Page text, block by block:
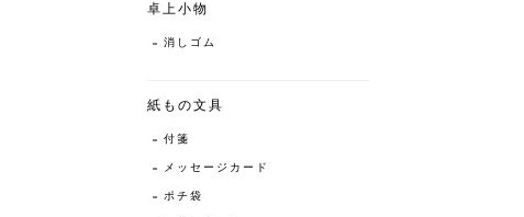
卓上小物
消しゴム
紙もの文具
付箋
メッセージカード
ポチ袋